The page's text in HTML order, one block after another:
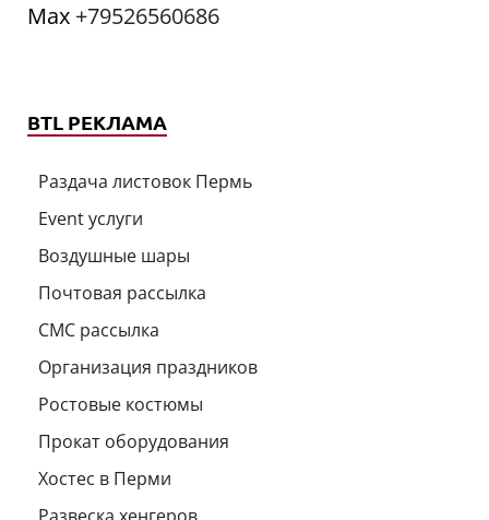
Мах +79526560686
BTL РЕКЛАМА
Раздача листовок Пермь
Event услуги
Воздушные шары
Почтовая рассылка
СМС рассылка
Организация праздников
Ростовые костюмы
Прокат оборудования
Хостес в Перми